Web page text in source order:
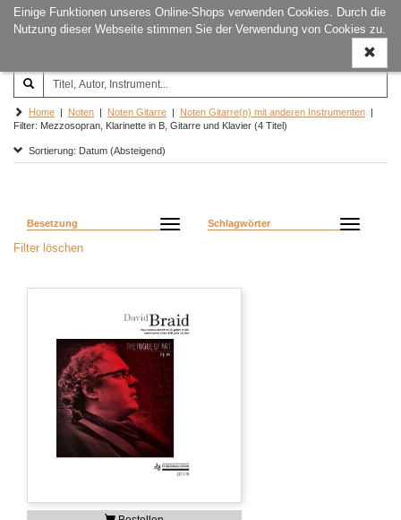
Einige Funktionen unseres Online-Shops verwenden Cookies. Durch die
Nutzung dieser Webseite stimmen Sie der Verwendung von Cookies zu.
ein-/
Joachim‐Trekel‐Musikverlag,
Hamburg
Home | Noten | Noten Gitarre | Noten Gitarre(n) mit anderen Instrumenten |
Filter: Mezzosopran, Klarinette in B, Gitarre und Klavier (4 Titel)
Sortierung: Datum (Absteigend)
Besetzung Schlagwörter
Filter löschen